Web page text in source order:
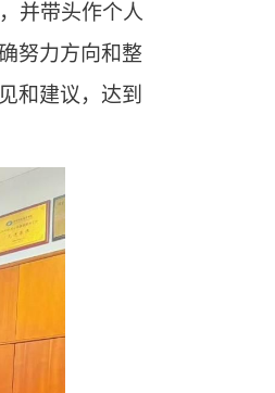
并带头作个人
努力方向和整
和建议，达到